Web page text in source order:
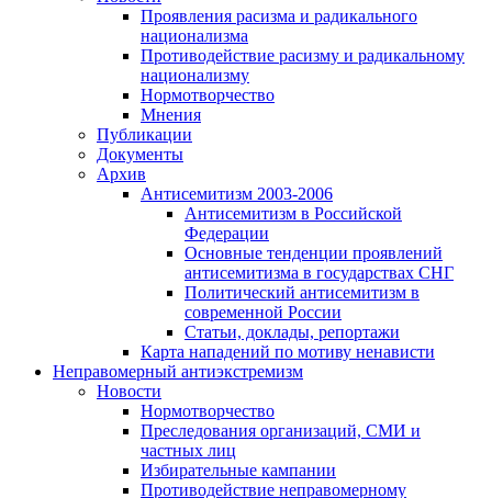
Проявления расизма и радикального
национализма
Противодействие расизму и радикальному
национализму
Нормотворчество
Мнения
Публикации
Документы
Архив
Антисемитизм 2003-2006
Антисемитизм в Российской
Федерации
Основные тенденции проявлений
антисемитизма в государствах СНГ
Политический антисемитизм в
современной России
Статьи, доклады, репортажи
Карта нападений по мотиву ненависти
Неправомерный антиэкстремизм
Новости
Нормотворчество
Преследования организаций, СМИ и
частных лиц
Избирательные кампании
Противодействие неправомерному